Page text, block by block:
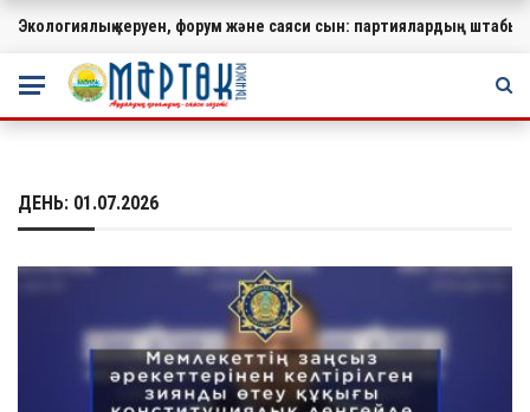
МАҢЫЗДЫ
Экологиялық керуен, форум және саяси сын: партиялардың
ДЕНЬ: 01.07.2026